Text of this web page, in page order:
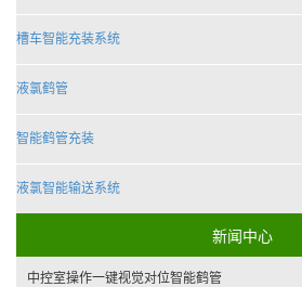
槽车智能充装系统
液氯鹤管
智能鹤管充装
液氯智能输送系统
新闻中心
中控室操作一键视觉对位智能鹤管